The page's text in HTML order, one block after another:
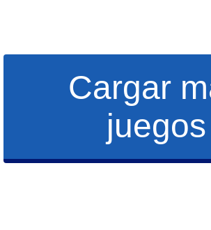
Cargar
juegos